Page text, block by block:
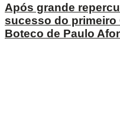
Após grande
sucesso do primeiro
Boteco de Paulo